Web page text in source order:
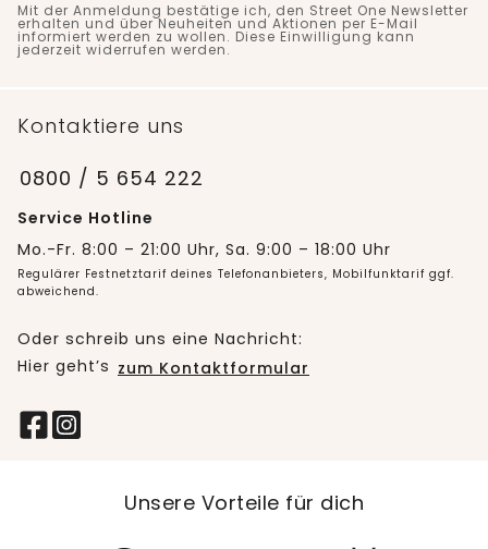
Mit der Anmeldung bestätige ich, den Street One Newsletter
erhalten und über Neuheiten und Aktionen per E-Mail
informiert werden zu wollen. Diese Einwilligung kann
jederzeit widerrufen werden.
Kontaktiere uns
0800 / 5 654 222
Service Hotline
Mo.-Fr. 8:00 – 21:00 Uhr, Sa. 9:00 – 18:00 Uhr
Regulärer Festnetztarif deines Telefonanbieters, Mobilfunktarif ggf.
abweichend.
Oder schreib uns eine Nachricht:
Hier geht’s zum Kontaktformular
Unsere Vorteile für dich